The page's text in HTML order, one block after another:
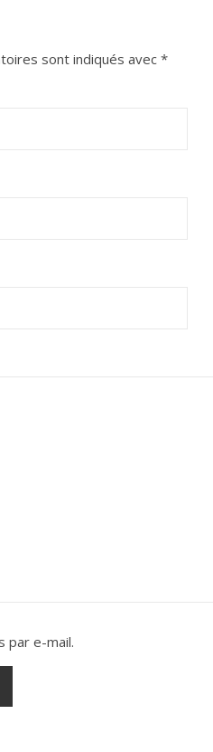
sont indiqués avec*
par e-mail.